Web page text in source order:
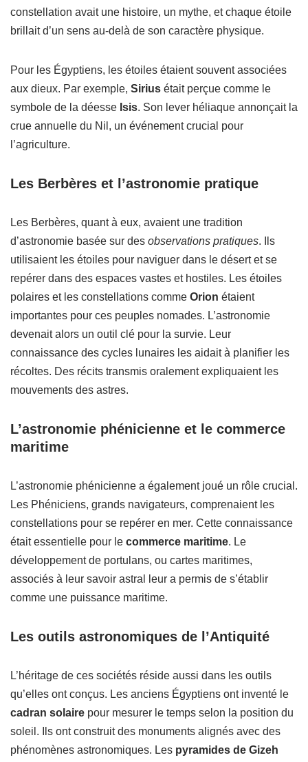
constellation avait une histoire, un mythe, et chaque étoile
brillait d’un sens au-delà de son caractère physique.
Pour les Égyptiens, les étoiles étaient souvent associées
aux dieux. Par exemple, Sirius était perçue comme le
symbole de la déesse Isis. Son lever héliaque annonçait la
crue annuelle du Nil, un événement crucial pour
l’agriculture.
Les Berbères et l’astronomie pratique
Les Berbères, quant à eux, avaient une tradition
d’astronomie basée sur des observations pratiques. Ils
utilisaient les étoiles pour naviguer dans le désert et se
repérer dans des espaces vastes et hostiles. Les étoiles
polaires et les constellations comme Orion étaient
importantes pour ces peuples nomades. L’astronomie
devenait alors un outil clé pour la survie. Leur
connaissance des cycles lunaires les aidait à planifier les
récoltes. Des récits transmis oralement expliquaient les
mouvements des astres.
L’astronomie phénicienne et le commerce
maritime
L’astronomie phénicienne a également joué un rôle crucial.
Les Phéniciens, grands navigateurs, comprenaient les
constellations pour se repérer en mer. Cette connaissance
était essentielle pour le commerce maritime. Le
développement de portulans, ou cartes maritimes,
associés à leur savoir astral leur a permis de s’établir
comme une puissance maritime.
Les outils astronomiques de l’Antiquité
L’héritage de ces sociétés réside aussi dans les outils
qu’elles ont conçus. Les anciens Égyptiens ont inventé le
cadran solaire pour mesurer le temps selon la position du
soleil. Ils ont construit des monuments alignés avec des
phénomènes astronomiques. Les pyramides de Gizeh